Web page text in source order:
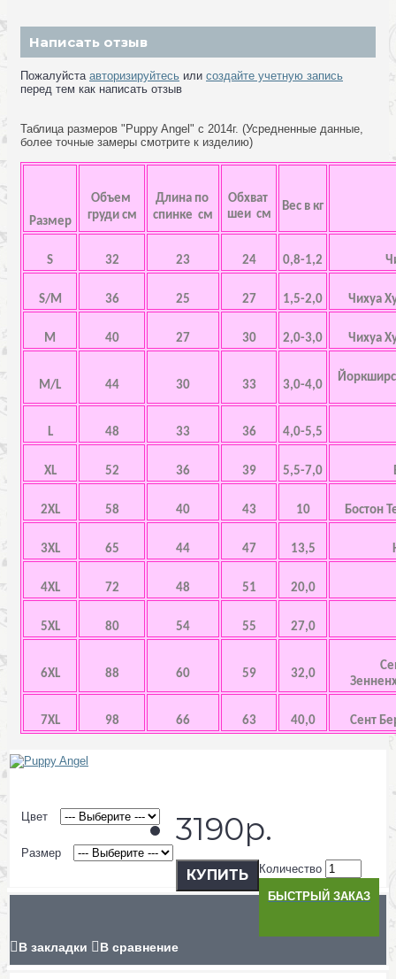
Написать отзыв
Пожалуйста авторизируйтесь или создайте учетную запись
перед тем как написать отзыв
Таблица размеров "Puppy Angel" с 2014г. (Усредненные данные,
более точные замеры смотрите к изделию)
Размер
Объем
груди см
Длина по
спинке см
Обхват
шеи см
Вес в кг
S 32 23 24 0,8-1,2
S/M 36 25 27 1,5-2,0 Чихуа
M 40 27 30 2,0-3,0 Чихуа
M/L 44 30 33 3,0-4,0
L 48 33 36 4,0-5,5
XL 52 36 39 5,5-7,0
2XL 58 40 43 10 Бостон
3XL 65 44 47 13,5
4XL 72 48 51 20,0
5XL 80 54 55 27,0
6XL 88 60 59 32,0
7XL 98 66 63 40,0 Сент
Цвет
Размер
3190р.
Количество
КУПИТЬ
БЫСТРЫЙ ЗАКАЗ
В закладки В сравнение